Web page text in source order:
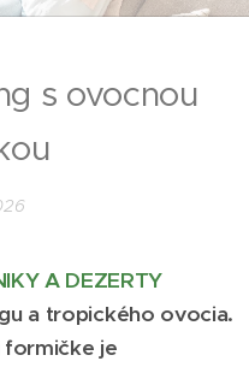
s ovocnou
A DEZERTY
a tropického ovocia.
formičke je